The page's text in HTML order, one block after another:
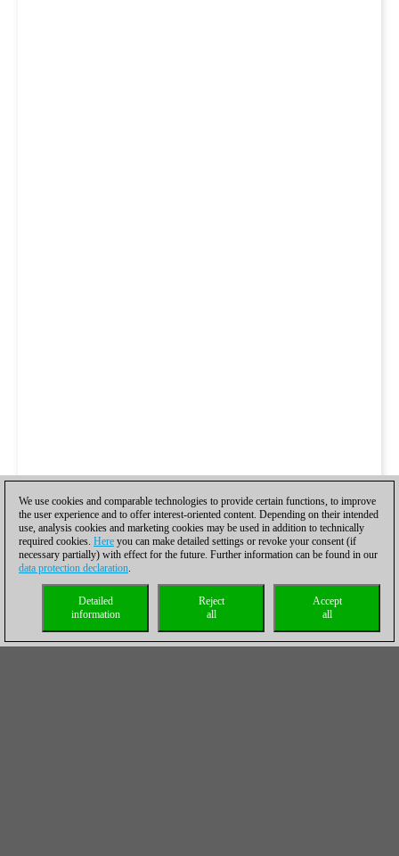
We use cookies and comparable technologies to provide certain functions, to improve
the user experience and to offer interest-oriented content. Depending on their intended
use, analysis cookies and marketing cookies may be used in addition to technically
required cookies. Here you can make detailed settings or revoke your consent (if
necessary partially) with effect for the future. Further information can be found in our
data protection declaration.
Accept
all
Reject
all
Detailed
information